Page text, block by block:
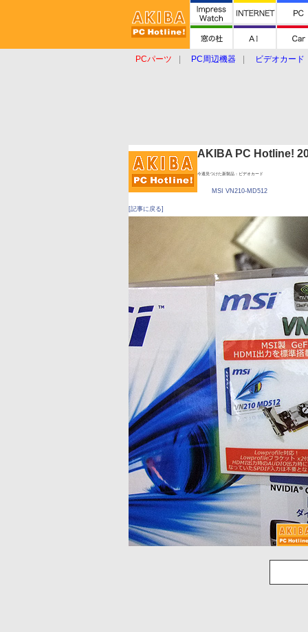
PCパーツ PC周辺機器
ビデオカード
AKIBA PC Hotline!
今週見つけた新製品：ビデオカード
MSI VN210-MD512
[記事に戻る]